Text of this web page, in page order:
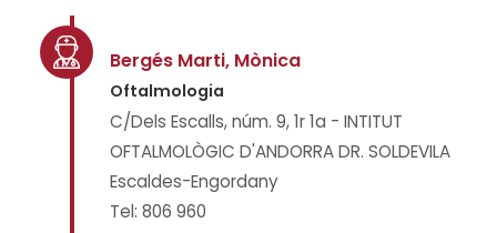
Bergés Marti, Mònica
Oftalmologia
C/Dels Escalls, núm. 9, 1r 1a - INTITUT
OFTALMOLÒGIC D'ANDORRA DR. SOLDEVILA
Escaldes-Engordany
Tel: 806 960